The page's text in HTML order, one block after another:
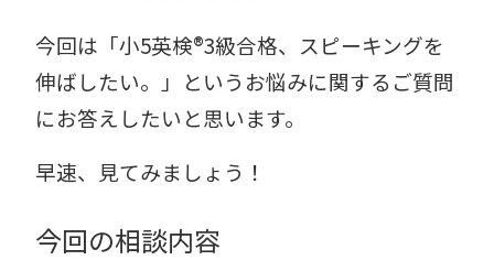
今回は「小5英検®︎3級合格、スピーキングを
伸ばしたい。」というお悩みに関するご質問
にお答えしたいと思います。
早速、見てみましょう！
今回の相談内容